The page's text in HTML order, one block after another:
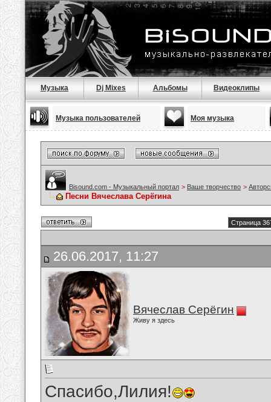
Музыка Dj Mixes Альбомы Видеоклипы
Музыка пользователей Моя музыка
Bisound.com - Музыкальный портал > Ваше творчество >
Песни Вячеслава Серёгина
Страница
26.06.2017, 11:27
Вячеслав Серёгин
Живу я здесь
Спасибо,Лилия!